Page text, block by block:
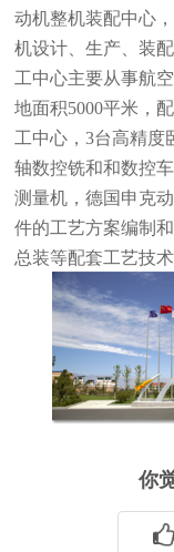
动机整机装配中心
机设计、生产、装
工中心主要从事航
地面积5000平米，
工中心，3台高精度
轴数控铣和和数控
测量机，德国申克
件的工艺方案编制
总装等配套工艺技术
你